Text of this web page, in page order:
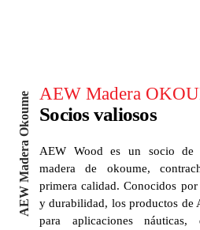
AEW Madera
Socios valiosos
AEW Madera Okoume
AEW Wood es un socio de
madera de okoume,
primera calidad. Conocidos por
y durabilidad, los productos de
para aplicaciones